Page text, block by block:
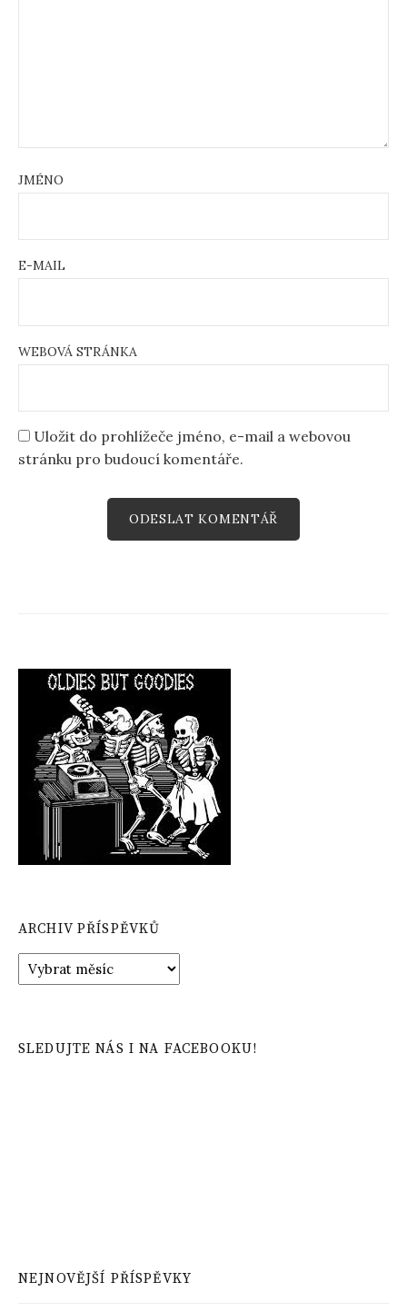
JMÉNO
E-MAIL
WEBOVÁ STRÁNKA
Uložit do prohlížeče jméno, e-mail a webovou
stránku pro budoucí komentáře.
ARCHIV PŘÍSPĚVKŮ
Archiv
příspěvků
SLEDUJTE NÁS I NA FACEBOOKU!
NEJNOVĚJŠÍ PŘÍSPĚVKY